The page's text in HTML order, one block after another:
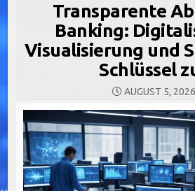
Transparente
Banking:
Visualisierung und
Schlüssel
AUGUST 5, 2026